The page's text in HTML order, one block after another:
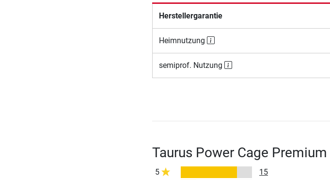
Herstellergarantie
Heimnutzung
semiprof. Nutzung
Taurus Power Cage
5
15